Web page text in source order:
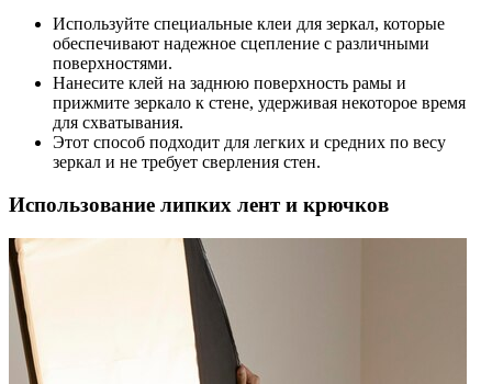
Используйте специальные клеи для зеркал, которые
обеспечивают надежное сцепление с различными
поверхностями.
Нанесите клей на заднюю поверхность рамы и
прижмите зеркало к стене, удерживая некоторое время
для схватывания.
Этот способ подходит для легких и средних по весу
зеркал и не требует сверления стен.
Использование липких лент и крючков